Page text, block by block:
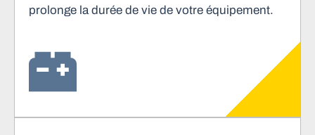
prolonge la durée de vie de votre équipement.